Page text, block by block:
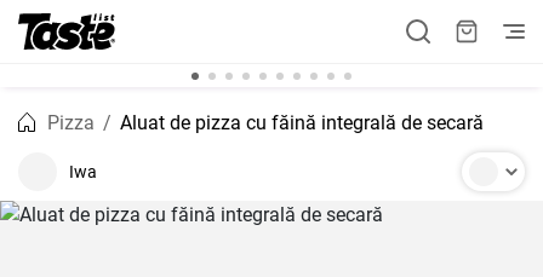
Pizza Aluat de pizza cu făină integrală de secară
Iwa